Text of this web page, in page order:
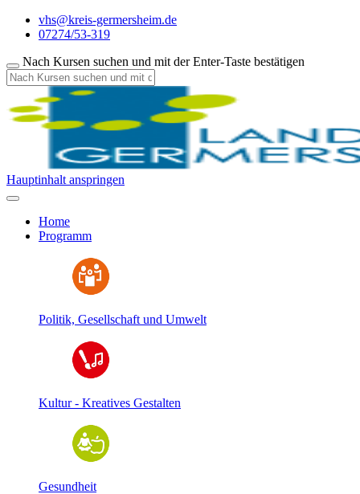
vhs@kreis-germersheim.de
07274/53-319
Nach Kursen suchen und mit der Enter-Taste bestätigen
Hauptinhalt anspringen
Home
Programm
Politik, Gesellschaft und Umwelt
Kultur - Kreatives Gestalten
Gesundheit